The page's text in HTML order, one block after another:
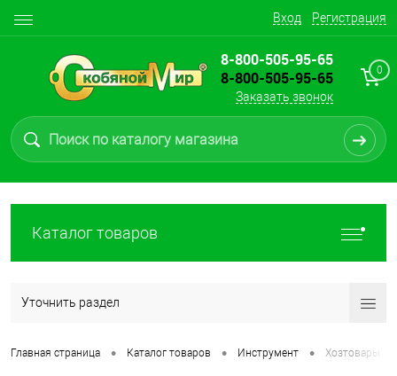
Вход Регистрация
8-800-505-95-65
8-800-505-95-65
Заказать звонок
0
Каталог товаров
Уточнить раздел
Главная страница • Каталог товаров • Инструмент • Хозтовары